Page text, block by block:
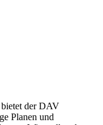
der DAV
Planen und